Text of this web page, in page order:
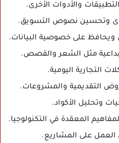
والأدوات الأخرى.
وتحسين نصوص التسويق.
ويحافظ على خصوصية البيانات.
مثل الشعر والقصص.
التجارية اليومية.
التقديمية والمشروعات.
وتحليل الأكواد.
المعقدة في التكنولوجيا.
على المشاريع.